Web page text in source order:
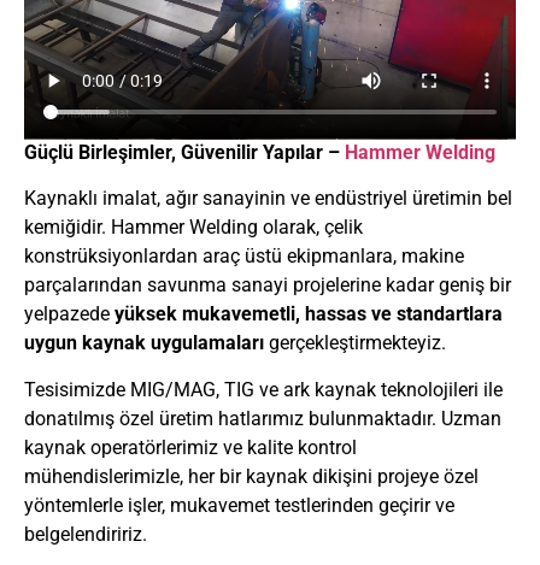
Güçlü Birleşimler, Güvenilir Yapılar – Hammer Welding
Kaynaklı imalat, ağır sanayinin ve endüstriyel üretimin bel
kemiğidir. Hammer Welding olarak, çelik
konstrüksiyonlardan araç üstü ekipmanlara, makine
parçalarından savunma sanayi projelerine kadar geniş bir
yelpazede yüksek mukavemetli, hassas ve standartlara
uygun kaynak uygulamaları gerçekleştirmekteyiz.
Tesisimizde MIG/MAG, TIG ve ark kaynak teknolojileri ile
donatılmış özel üretim hatlarımız bulunmaktadır. Uzman
kaynak operatörlerimiz ve kalite kontrol
mühendislerimizle, her bir kaynak dikişini projeye özel
yöntemlerle işler, mukavemet testlerinden geçirir ve
belgelendiririz.